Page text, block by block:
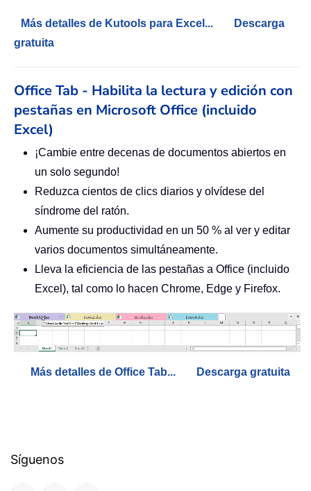
Más detalles de Kutools para Excel...
Descarga
gratuita
Office Tab - Habilita la lectura y edición con
pestañas en Microsoft Office (incluido
Excel)
¡Cambie entre decenas de documentos abiertos en
un solo segundo!
Reduzca cientos de clics diarios y olvídese del
síndrome del ratón.
Aumente su productividad en un 50 % al ver y editar
varios documentos simultáneamente.
Lleva la eficiencia de las pestañas a Office (incluido
Excel), tal como lo hacen Chrome, Edge y Firefox.
Más detalles de Office Tab... Descarga gratuita
Síguenos